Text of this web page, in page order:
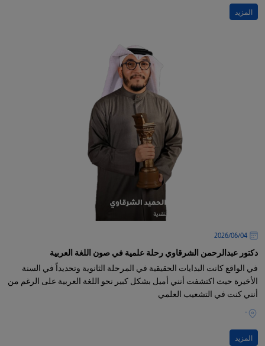
المزيد
04‏/06‏/2026
دكتور عبدالرحمن الشرقاوي رحلة علمية في صون اللغة العربية
في الواقع كانت البدايات الحقيقية في المرحلة الثانوية وتحديداً في السنة
الأخيرة حيث اكتشفت أنني أميل بشكل كبير نحو اللغة العربية على الرغم من
أنني كنت في التشعيب العلمي
-
المزيد